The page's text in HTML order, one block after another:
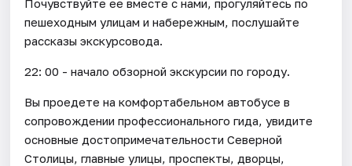
Почувствуйте ее вместе с нами, прогуляйтесь по
пешеходным улицам и набережным, послушайте
рассказы экскурсовода.
22: 00 - начало обзорной экскурсии по городу.
Вы проедете на комфортабельном автобусе в
сопровождении профессионального гида, увидите
основные достопримечательности Северной
Столицы, главные улицы, проспекты, дворцы,